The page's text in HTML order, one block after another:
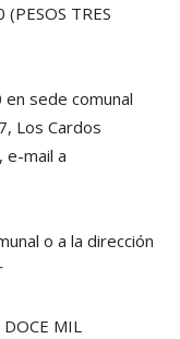
TRES
sede comunal
Los Cardos
mail a
o a la dirección
MIL